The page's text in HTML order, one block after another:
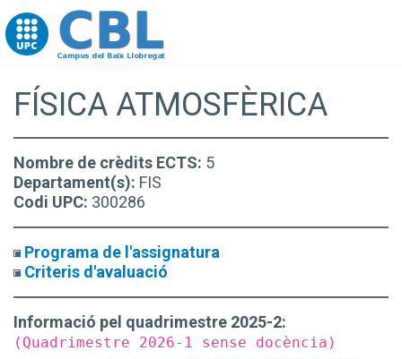
Go to upc.edu
FÍSICA ATMOSFÈRICA
Nombre de crèdits ECTS: 5
Departament(s): FIS
Codi UPC: 300286
Programa de l'assignatura
Criteris d'avaluació
Informació pel quadrimestre 2025-2:
(Quadrimestre 2026-1 sense docència)